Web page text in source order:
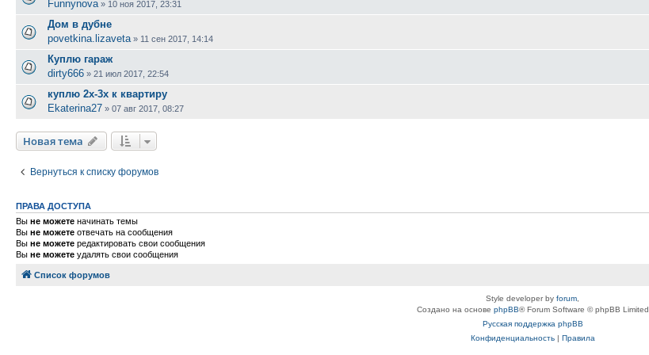
Funnynova » 10 ноя 2017, 23:31
Дом в дубне
povetkina.lizaveta » 11 сен 2017, 14:14
Куплю гараж
dirty666 » 21 июл 2017, 22:54
куплю 2х-3х к квартиру
Ekaterina27 » 07 авг 2017, 08:27
Новая тема
Вернуться к списку форумов
ПРАВА ДОСТУПА
Вы не можете начинать темы
Вы не можете отвечать на сообщения
Вы не можете редактировать свои сообщения
Вы не можете удалять свои сообщения
Список форумов
Style developer by forum
Создано на основе phpBB® Forum Software © phpBB Limited
Русская поддержка phpBB
Конфиденциальность| Правила